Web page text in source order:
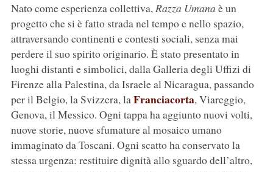
Nato come esperienza collettiva,Razza Umana è un
progetto che si è fatto strada nel tempo e nello spazio,
attraversando continenti e contesti sociali, senza mai
perdere il suo spirito originario. È stato presentato in
luoghi distanti e simbolici, dalla Galleria degli Uffizi di
Firenze alla Palestina, da Israele al Nicaragua, passando
per il Belgio, la Svizzera, laFranciacorta, Viareggio,
Genova, il Messico. Ogni tappa ha aggiunto nuovi volti,
nuove storie, nuove sfumature al mosaico umano
immaginato da Toscani. Ogni scatto ha conservato la
stessa urgenza: restituire dignità allo sguardo dell’altro,